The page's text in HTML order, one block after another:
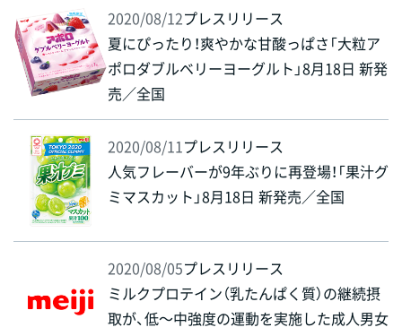
2020/08/12プレスリリース
夏にぴったり！爽やかな甘酸っぱさ「大粒ア
ポロダブルベリーヨーグルト」8月18日 新発
売／全国
2020/08/11プレスリリース
人気フレーバーが9年ぶりに再登場！「果汁グ
ミマスカット」8月18日 新発売／全国
2020/08/05プレスリリース
ミルクプロテイン（乳たんぱく質）の継続摂
取が、低～中強度の運動を実施した成人男女